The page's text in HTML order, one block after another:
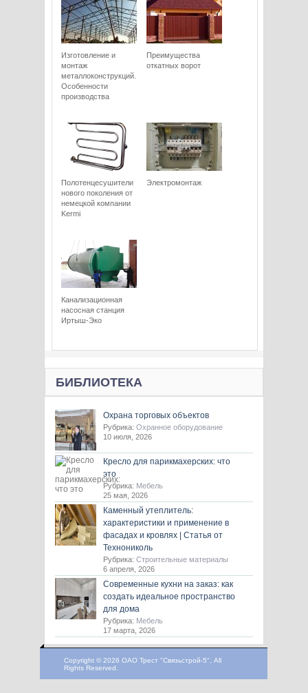
Изготовление и
монтаж
металлоконструкций.
Особенности
производства
Преимущества
откатных ворот
Полотенцесушители
нового поколения от
немецкой компании
Kermi
Электромонтаж
Канализационная
насосная станция
Иртыш-Эко
БИБЛИОТЕКА
Охрана торговых объектов
Рубрика: Охранное оборудование
10 июля, 2026
Кресло для парикмахерских: что
это
Рубрика: Мебель
25 мая, 2026
Каменный утеплитель:
характеристики и применение в
фасадах и кровлях | Статья от
Технониколь
Рубрика: Строительные материалы
6 апреля, 2026
Современные кухни на заказ: как
создать идеальное пространство
для дома
Рубрика: Мебель
17 марта, 2026
Copyright © 2026 ОАО Трест "Связьстрой-5", All
Rights Reserved.